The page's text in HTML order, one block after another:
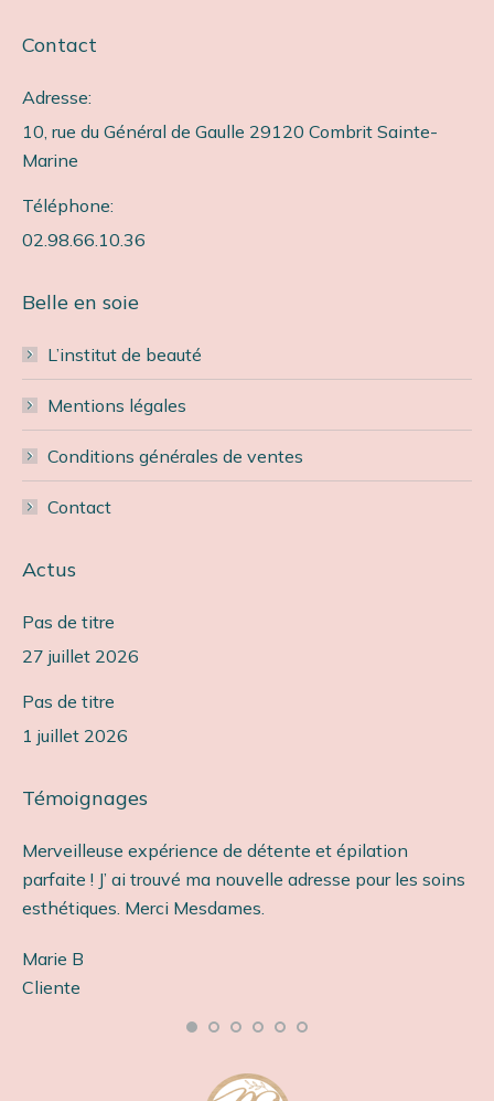
Contact
Adresse:
10, rue du Général de Gaulle 29120 Combrit Sainte-
Marine
Téléphone:
02.98.66.10.36
Belle en soie
L’institut de beauté
Mentions légales
Conditions générales de ventes
Contact
Actus
Pas de titre
27 juillet 2026
Pas de titre
1 juillet 2026
Témoignages
Merveilleuse expérience de détente et épilation
parfaite ! J’ ai trouvé ma nouvelle adresse pour les soins
esthétiques. Merci Mesdames.
Marie B
Cliente